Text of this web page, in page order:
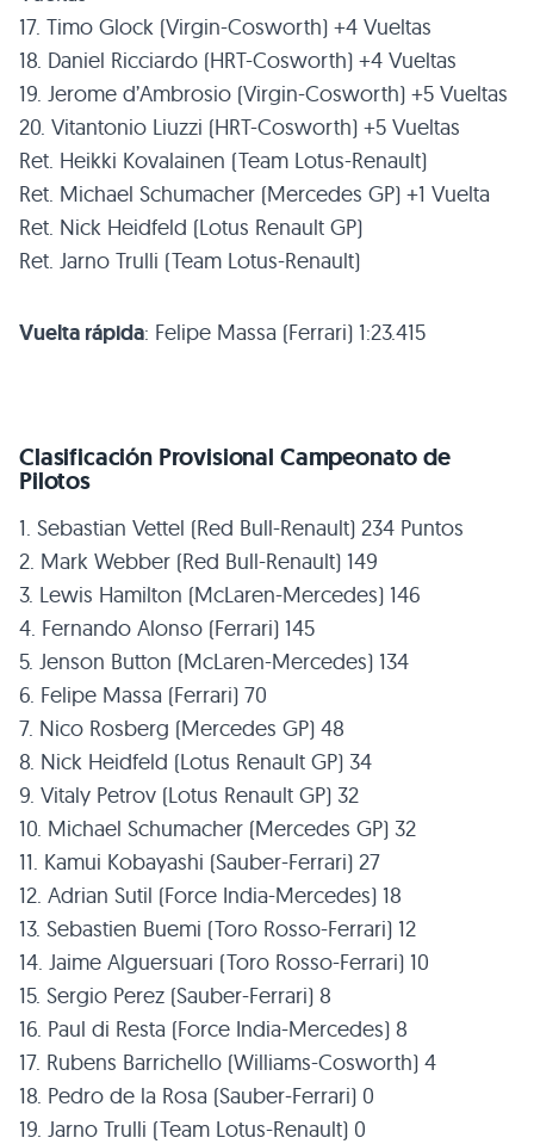
17. Timo Glock (Virgin-Cosworth) +4 Vueltas
18. Daniel Ricciardo (HRT-Cosworth) +4 Vueltas
19. Jerome d’Ambrosio (Virgin-Cosworth) +5 Vueltas
20. Vitantonio Liuzzi (HRT-Cosworth) +5 Vueltas
Ret. Heikki Kovalainen (Team Lotus-Renault)
Ret. Michael Schumacher (Mercedes GP) +1 Vuelta
Ret. Nick Heidfeld (Lotus Renault GP)
Ret. Jarno Trulli (Team Lotus-Renault)
Vuelta rápida: Felipe Massa (Ferrari) 1:23.415
Clasificación Provisional Campeonato de
Pilotos
1. Sebastian Vettel (Red Bull-Renault) 234 Puntos
2. Mark Webber (Red Bull-Renault) 149
3. Lewis Hamilton (McLaren-Mercedes) 146
4. Fernando Alonso (Ferrari) 145
5. Jenson Button (McLaren-Mercedes) 134
6. Felipe Massa (Ferrari) 70
7. Nico Rosberg (Mercedes GP) 48
8. Nick Heidfeld (Lotus Renault GP) 34
9. Vitaly Petrov (Lotus Renault GP) 32
10. Michael Schumacher (Mercedes GP) 32
11. Kamui Kobayashi (Sauber-Ferrari) 27
12. Adrian Sutil (Force India-Mercedes) 18
13. Sebastien Buemi (Toro Rosso-Ferrari) 12
14. Jaime Alguersuari (Toro Rosso-Ferrari) 10
15. Sergio Perez (Sauber-Ferrari) 8
16. Paul di Resta (Force India-Mercedes) 8
17. Rubens Barrichello (Williams-Cosworth) 4
18. Pedro de la Rosa (Sauber-Ferrari) 0
19. Jarno Trulli (Team Lotus-Renault) 0